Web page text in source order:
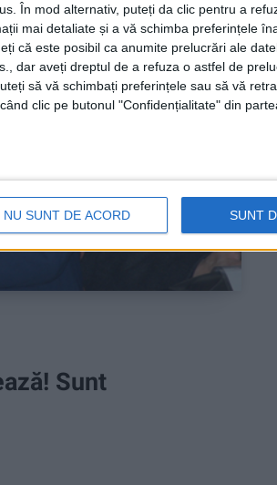
În mod alternativ, puteți da clic pentru a
mai detaliate și a vă schimba preferințele
că este posibil ca anumite prelucrări ale
dar aveți dreptul de a refuza o astfel de
să vă schimbați preferințele sau să vă
clic pe butonul "Confidențialitate" din
NU SUNT DE ACORD SUNT
Sunt